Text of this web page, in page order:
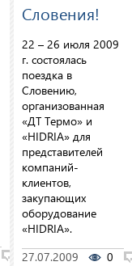
0
Словения!
22 – 26 июля 2009
г. состоялась
поездка в
Словению,
организованная
«ДТ Термо» и
«HIDRIA» для
представителей
компаний-
клиентов,
закупающих
оборудование
«HIDRIA».
27.07.2009
0